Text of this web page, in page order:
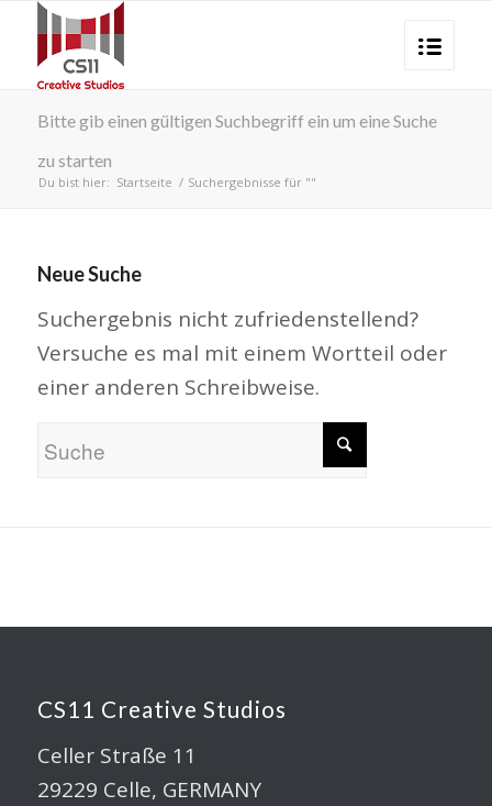
Bitte gib einen gültigen Suchbegriff ein um eine Suche
zu starten
Du bist hier: Startseite / Suchergebnisse für ""
Neue Suche
Suchergebnis nicht zufriedenstellend?
Versuche es mal mit einem Wortteil oder
einer anderen Schreibweise.
CS11 Creative Studios
Celler Straße 11
29229 Celle, GERMANY